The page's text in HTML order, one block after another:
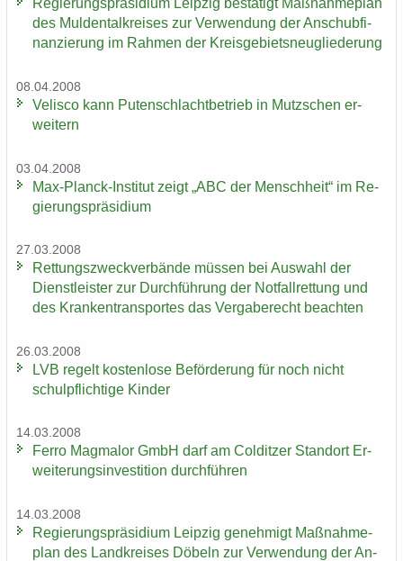
Re­gie­rungs­prä­si­di­um Leip­zig be­stä­tigt Maß­nah­me­plan
des Mul­den­tal­krei­ses zur Ver­wen­dung der An­schub­fi­
nan­zie­rung im Rah­men der Kreis­ge­biets­neu­glie­de­rung
08.04.2008
Ve­lis­co kann Pu­ten­schlacht­be­trieb in Mutz­schen er­
wei­tern
03.04.2008
Max-​Planck-Institut zeigt „ABC der Mensch­heit“ im Re­
gie­rungs­prä­si­di­um
27.03.2008
Ret­tungs­zweck­ver­bän­de müs­sen bei Aus­wahl der
Dienst­leis­ter zur Durch­füh­rung der Not­fall­ret­tung und
des Kran­ken­trans­por­tes das Ver­ga­be­recht be­ach­ten
26.03.2008
LVB re­gelt kos­ten­lo­se Be­för­de­rung für noch nicht
schul­pflich­ti­ge Kin­der
14.03.2008
Ferro Mag­ma­lor GmbH darf am Col­dit­zer Stand­ort Er­
wei­te­rungs­in­ves­ti­ti­on durch­füh­ren
14.03.2008
Re­gie­rungs­prä­si­di­um Leip­zig ge­neh­migt Maß­nah­me­
plan des Land­krei­ses Dö­beln zur Ver­wen­dung der An­